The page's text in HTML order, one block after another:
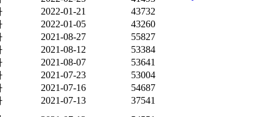
2022-01-21
43732
2022-01-05
43260
2021-08-27
55827
2021-08-12
53384
2021-08-07
53641
2021-07-23
53004
2021-07-16
54687
2021-07-13
37541